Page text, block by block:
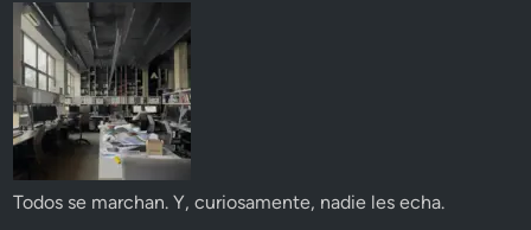
Todos se marchan. Y, curiosamente, nadie les echa.